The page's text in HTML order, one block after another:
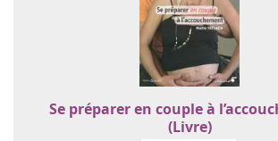
Se préparer en couple à
(Livre)